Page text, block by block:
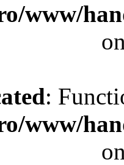
www/
:
www/